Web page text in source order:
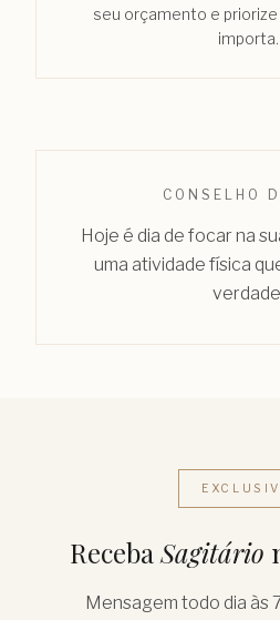
seu orçamento e
importa.
CONSELHO
Hoje é dia de focar na
uma atividade física
RecebaSagitário
Mensagem todo dia às